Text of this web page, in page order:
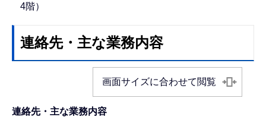
4階）
連絡先・主な業務内容
画面サイズに合わせて閲覧
連絡先・主な業務内容